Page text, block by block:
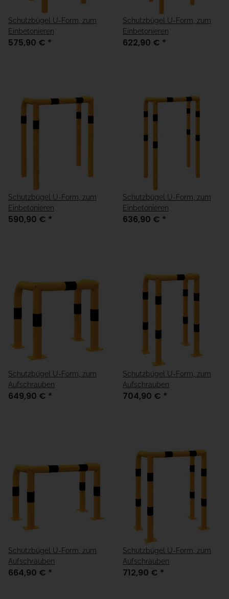
Schutzbügel U-Form, zum
Einbetonieren
575,90 € *
Schutzbügel U-Form, zum
Einbetonieren
622,90 € *
Schutzbügel U-Form, zum
Einbetonieren
590,90 € *
Schutzbügel U-Form, zum
Einbetonieren
636,90 € *
Schutzbügel U-Form, zum
Aufschrauben
649,90 € *
Schutzbügel U-Form, zum
Aufschrauben
704,90 € *
Schutzbügel U-Form, zum
Aufschrauben
664,90 € *
Schutzbügel U-Form, zum
Aufschrauben
712,90 € *